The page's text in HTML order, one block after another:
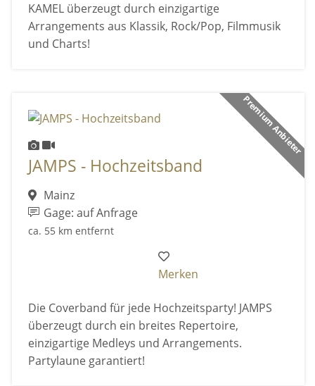
KAMEL überzeugt durch einzigartige
Arrangements aus Klassik, Rock/Pop, Filmmusik
und Charts!
Premium Anbieter
JAMPS - Hochzeitsband
Mainz
Gage: auf Anfrage
ca. 55 km entfernt
Merken
Die Coverband für jede Hochzeitsparty! JAMPS
überzeugt durch ein breites Repertoire,
einzigartige Medleys und Arrangements.
Partylaune garantiert!